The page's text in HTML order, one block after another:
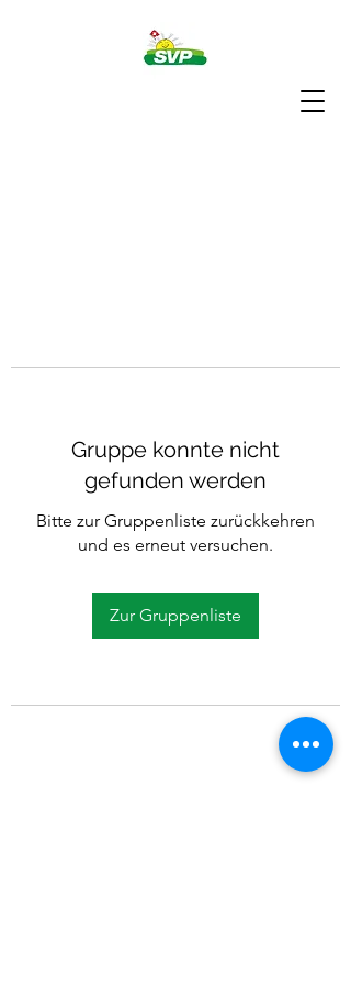
Gruppe konnte nicht
gefunden werden
Bitte zur Gruppenliste zurückkehren
und es erneut versuchen.
Zur Gruppenliste